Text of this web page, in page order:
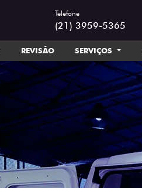
Telefone
(21) 3959-5365
REVISÃO SERVIÇOS